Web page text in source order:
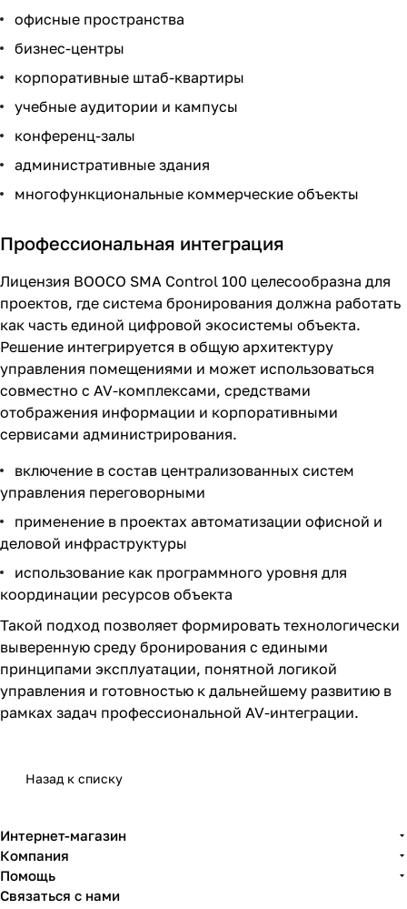
офисные пространства
бизнес-центры
корпоративные штаб-квартиры
учебные аудитории и кампусы
конференц-залы
административные здания
многофункциональные коммерческие объекты
Профессиональная интеграция
Лицензия BOOCO SMA Control 100 целесообразна для
проектов, где система бронирования должна работать
как часть единой цифровой экосистемы объекта.
Решение интегрируется в общую архитектуру
управления помещениями и может использоваться
совместно с AV-комплексами, средствами
отображения информации и корпоративными
сервисами администрирования.
включение в состав централизованных систем
управления переговорными
применение в проектах автоматизации офисной и
деловой инфраструктуры
использование как программного уровня для
координации ресурсов объекта
Такой подход позволяет формировать технологически
выверенную среду бронирования с едиными
принципами эксплуатации, понятной логикой
управления и готовностью к дальнейшему развитию в
рамках задач профессиональной AV-интеграции.
Назад к списку
Интернет-магазин
Компания
Помощь
Связаться с нами